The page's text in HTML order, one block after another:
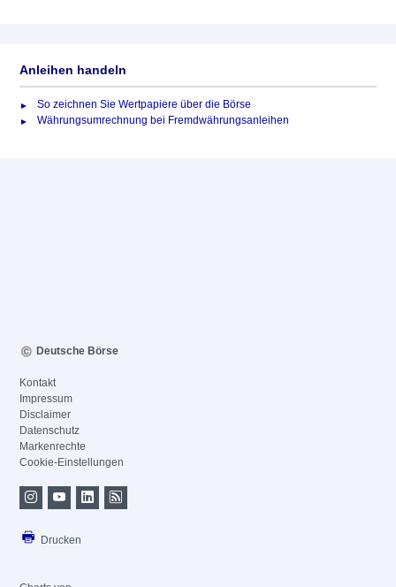
Anleihen handeln
So zeichnen Sie Wertpapiere über die Börse
Währungsumrechnung bei Fremdwährungsanleihen
Deutsche Börse
Kontakt
Impressum
Disclaimer
Datenschutz
Markenrechte
Cookie-Einstellungen
Drucken